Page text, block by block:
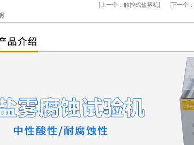
[上一个： 触控式盐雾机] [下一个：